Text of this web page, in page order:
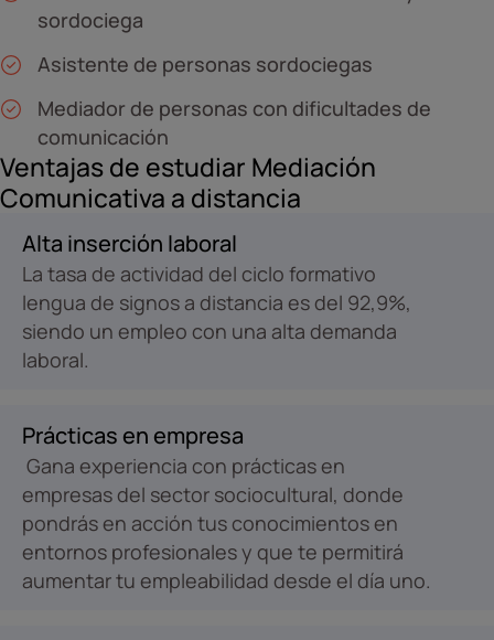
sordociega
Asistente de personas sordociegas
Mediador de personas con dificultades de
comunicación
Ventajas de estudiar Mediación
Comunicativa a distancia
Alta inserción laboral
La tasa de actividad del ciclo formativo
lengua de signos a distancia es del 92,9%,
siendo un empleo con una alta demanda
laboral.
Prácticas en empresa
Gana experiencia con prácticas en
empresas del sector sociocultural, donde
pondrás en acción tus conocimientos en
entornos profesionales y que te permitirá
aumentar tu empleabilidad desde el día uno.